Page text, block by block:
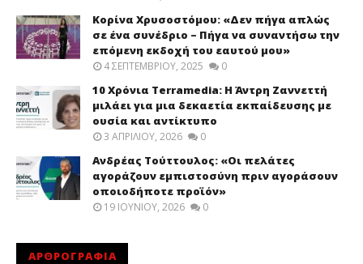
Κορίνα Χρυσοστόμου: «Δεν πήγα απλώς
σε ένα συνέδριο – Πήγα να συναντήσω την
επόμενη εκδοχή του εαυτού μου»
4 ΣΕΠΤΕΜΒΡΊΟΥ, 2025 0
10 Χρόνια Terramedia: Η Άντρη Ζαννεττή
μιλάει για μια δεκαετία εκπαίδευσης με
ουσία και αντίκτυπο
3 ΑΠΡΙΛΊΟΥ, 2026 0
Ανδρέας Τούττουλος: «Οι πελάτες
αγοράζουν εμπιστοσύνη πριν αγοράσουν
οποιοδήποτε προϊόν»
19 ΙΟΥΝΊΟΥ, 2026 0
ΑΡΘΡΟΓΡΑΦΙΑ